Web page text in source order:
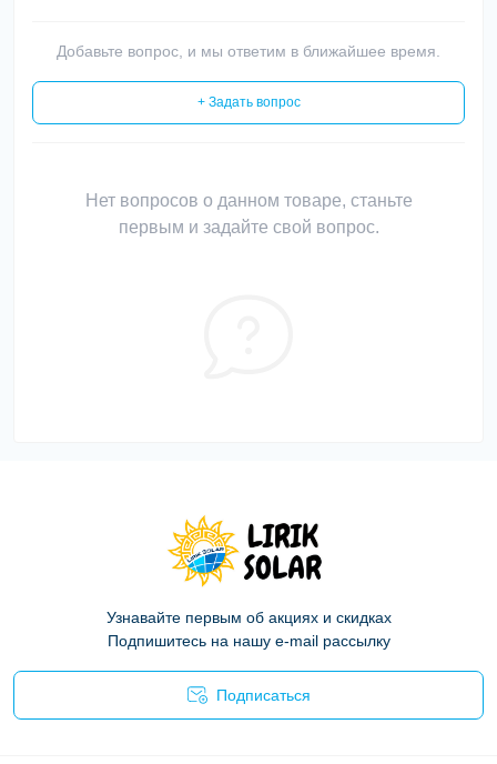
Добавьте вопрос, и мы ответим в ближайшее время.
+ Задать вопрос
Нет вопросов о данном товаре, станьте
первым и задайте свой вопрос.
Узнавайте первым об акциях и скидках
Подпишитесь на нашу e-mail рассылку
Подписаться